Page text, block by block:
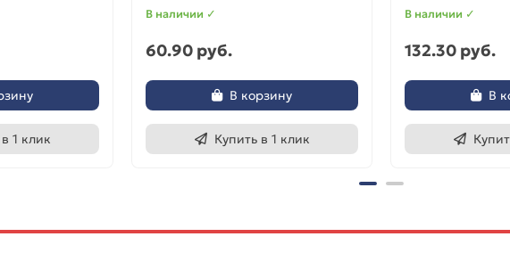
1 клик
В наличии ✓
60.90 руб.
В корзину
Купить в 1 клик
В наличии ✓
132.30 руб.
В